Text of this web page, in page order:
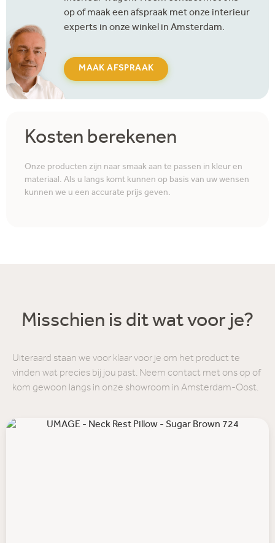
op of maak een afspraak met onze interieur
experts in onze winkel in Amsterdam.
MAAK AFSPRAAK
Kosten berekenen
Onze producten zijn naar smaak aan te passen in kleur en
materiaal. Als u langs komt kunnen op basis van uw wensen
kunnen we u een accurate prijs geven.
Misschien is dit wat voor je?
Uiteraard staan we voor klaar voor je om het product te
vinden wat precies bij jou past. Neem contact met ons op of
kom gewoon langs in onze showroom in Amsterdam-Oost.